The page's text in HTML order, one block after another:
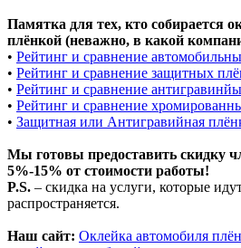
Памятка для тех, кто собирается
плёнкой (неважно, в какой
• Рейтинг и сравнение
• Рейтинг и сравнение защитных
• Рейтинг и сравнение
• Рейтинг и сравнение
• Защитная или Антигравийная
Мы готовы предоставить скидку
5%-15% от стоимости работы!
P.S. – скидка на услуги, которые
распространяется.
Наш сайт: Оклейка автомобиля